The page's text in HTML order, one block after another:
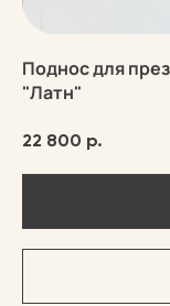
Поднос для
"Латн"
22 800 р.